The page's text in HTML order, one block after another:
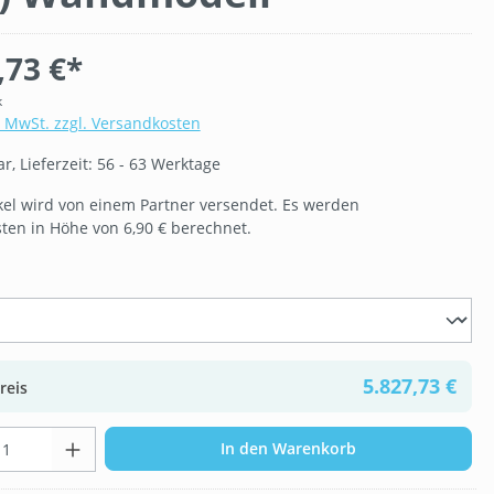
€*
zzgl. Versandkosten
Lieferzeit: 56 - 63 Werktage
wird von einem Partner versendet. Es werden
in Höhe von 6,90 € berechnet.
5.827,73 €
Anzahl: Gib den gewünschten Wert
In den Warenkorb